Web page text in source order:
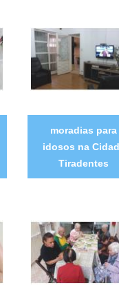
moradias para
idosos na
Tiradentes